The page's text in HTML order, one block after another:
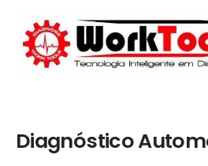
Diagnóstico